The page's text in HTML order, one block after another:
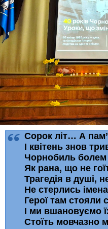
Сорок літ… А
І квітень знов
Чорнобиль болем
Як рана, що не
Трагедія в душі,
Не стерлись
Герої там стояли
І ми вшановуємо
Стоїть мовчазно